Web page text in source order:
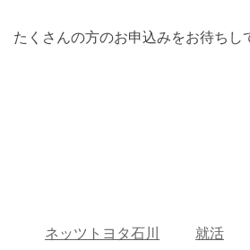
たくさんの方のお申込みをお待ちし
ネッツトヨタ石川 就活